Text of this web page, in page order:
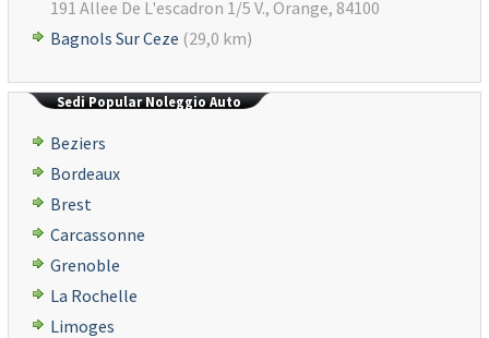
191 Allee De L'escadron 1/5 V., Orange, 84100
Bagnols Sur Ceze (29,0 km)
Sedi Popular Noleggio Auto
Beziers
Bordeaux
Brest
Carcassonne
Grenoble
La Rochelle
Limoges